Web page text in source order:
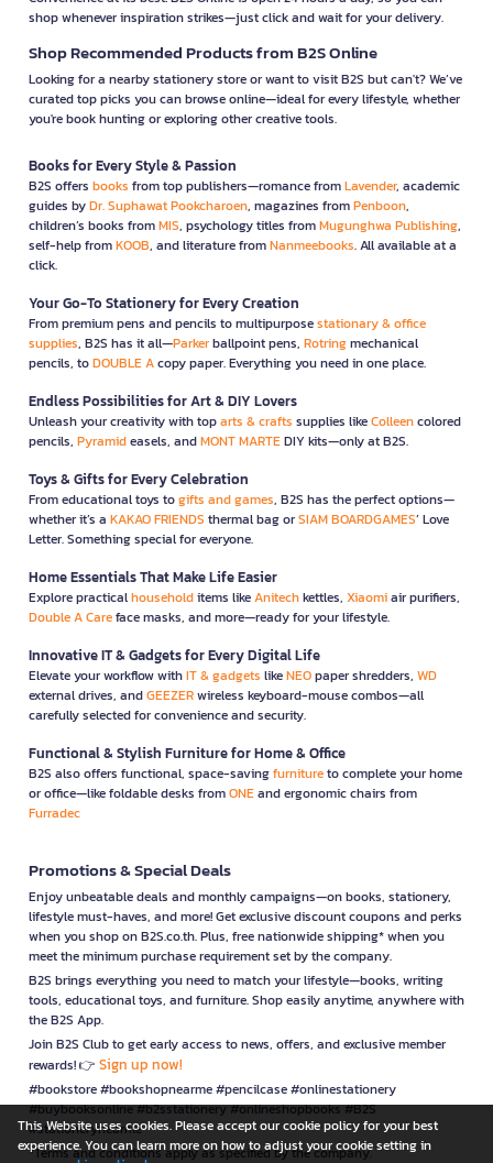
shop whenever inspiration strikes—just click and wait for your delivery.
Shop Recommended Products from B2S Online
Looking for a nearby stationery store or want to visit B2S but can't? We’ve
curated top picks you can browse online—ideal for every lifestyle, whether
you're book hunting or exploring other creative tools.
Books for Every Style & Passion
B2S offers books from top publishers—romance fromLavender, academic
guides byDr. Suphawat Pookcharoen, magazines fromPenboon,
children’s books fromMIS, psychology titles fromMugunghwa Publishing,
self-help fromKOOB, and literature fromNanmeebooks. All available at a
click.
Your Go-To Stationery for Every Creation
From premium pens and pencils to multipurposestationary & office
supplies, B2S has it all—Parkerballpoint pens, Rotringmechanical
pencils, toDOUBLE Acopy paper. Everything you need in one place.
Endless Possibilities for Art & DIY Lovers
Unleash your creativity with toparts & crafts supplies likeColleencolored
pencils, Pyramideasels, andMONT MARTEDIY kits—only at B2S.
Toys & Gifts for Every Celebration
From educational toys togifts and games, B2S has the perfect options—
whether it’s a KAKAO FRIENDS thermal bag orSIAM BOARDGAMES’ Love
Letter. Something special for everyone.
Home Essentials That Make Life Easier
Explore practicalhouseholditems likeAnitechkettles, Xiaomiair purifiers,
Double A Careface masks, and more—ready for your lifestyle.
Innovative IT & Gadgets for Every Digital Life
Elevate your workflow withIT & gadgets likeNEOpaper shredders, WD
external drives, andGEEZERwireless keyboard-mouse combos—all
carefully selected for convenience and security.
Functional & Stylish Furniture for Home & Office
B2S also offers functional, space-savingfurnitureto complete your home
or office—like foldable desks fromONEand ergonomic chairs from
Furradec
Promotions & Special Deals
Enjoy unbeatable deals and monthly campaigns—on books, stationery,
lifestyle must-haves, and more! Get exclusive discount coupons and perks
when you shop on B2S.co.th. Plus, free nationwide shipping* when you
meet the minimum purchase requirement set by the company.
B2S brings everything you need to match your lifestyle—books, writing
tools, educational toys, and furniture. Shop easily anytime, anywhere with
the B2S App.
Join B2S Club to get early access to news, offers, and exclusive member
rewards! 👉 Sign up now!
#bookstore #bookshopnearme #pencilcase #onlinestationery
#buybooksonline #b2sstationery #onlineshopbooks #B2S
#stationerynearme
*Terms and conditions apply as specified by the company.
This Website uses cookies. Please accept our cookie policy for your best
experience. You can learn more on how to adjust your cookie setting in